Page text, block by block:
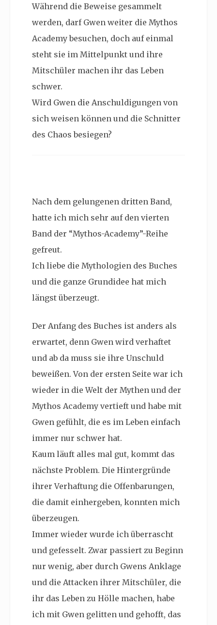
Während die Beweise gesammelt
werden, darf Gwen weiter die Mythos
Academy besuchen, doch auf einmal
steht sie im Mittelpunkt und ihre
Mitschüler machen ihr das Leben
schwer.
Wird Gwen die Anschuldigungen von
sich weisen können und die Schnitter
des Chaos besiegen?
Nach dem gelungenen dritten Band,
hatte ich mich sehr auf den vierten
Band der “Mythos-Academy”-Reihe
gefreut.
Ich liebe die Mythologien des Buches
und die ganze Grundidee hat mich
längst überzeugt.
Der Anfang des Buches ist anders als
erwartet, denn Gwen wird verhaftet
und ab da muss sie ihre Unschuld
beweißen. Von der ersten Seite war ich
wieder in die Welt der Mythen und der
Mythos Academy vertieft und habe mit
Gwen gefühlt, die es im Leben einfach
immer nur schwer hat.
Kaum läuft alles mal gut, kommt das
nächste Problem. Die Hintergründe
ihrer Verhaftung die Offenbarungen,
die damit einhergeben, konnten mich
überzeugen.
Immer wieder wurde ich überrascht
und gefesselt. Zwar passiert zu Beginn
nur wenig, aber durch Gwens Anklage
und die Attacken ihrer Mitschüler, die
ihr das Leben zu Hölle machen, habe
ich mit Gwen gelitten und gehofft, das